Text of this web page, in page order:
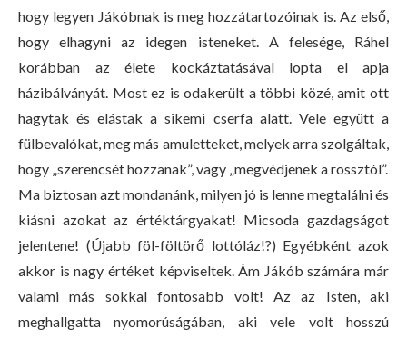
hogy legyen Jákóbnak is meg hozzátartozóinak is. Az első,
hogy elhagyni az idegen isteneket. A felesége, Ráhel
korábban az élete kockáztatásával lopta el apja
házibálványát. Most ez is odakerült a többi közé, amit ott
hagytak és elástak a sikemi cserfa alatt. Vele együtt a
fülbevalókat, meg más amuletteket, melyek arra szolgáltak,
hogy „szerencsét hozzanak”, vagy „megvédjenek a rossztól”.
Ma biztosan azt mondanánk, milyen jó is lenne megtalálni és
kiásni azokat az értéktárgyakat! Micsoda gazdagságot
jelentene! (Újabb föl-föltörő lottóláz!?) Egyébként azok
akkor is nagy értéket képviseltek. Ám Jákób számára már
valami más sokkal fontosabb volt! Az az Isten, aki
meghallgatta nyomorúságában, aki vele volt hosszú